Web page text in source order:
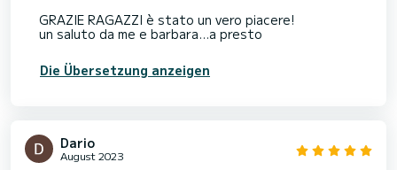
GRAZIE RAGAZZI è stato un vero piacere!
un saluto da me e barbara...a presto
Die Übersetzung anzeigen
Dario
August 2023